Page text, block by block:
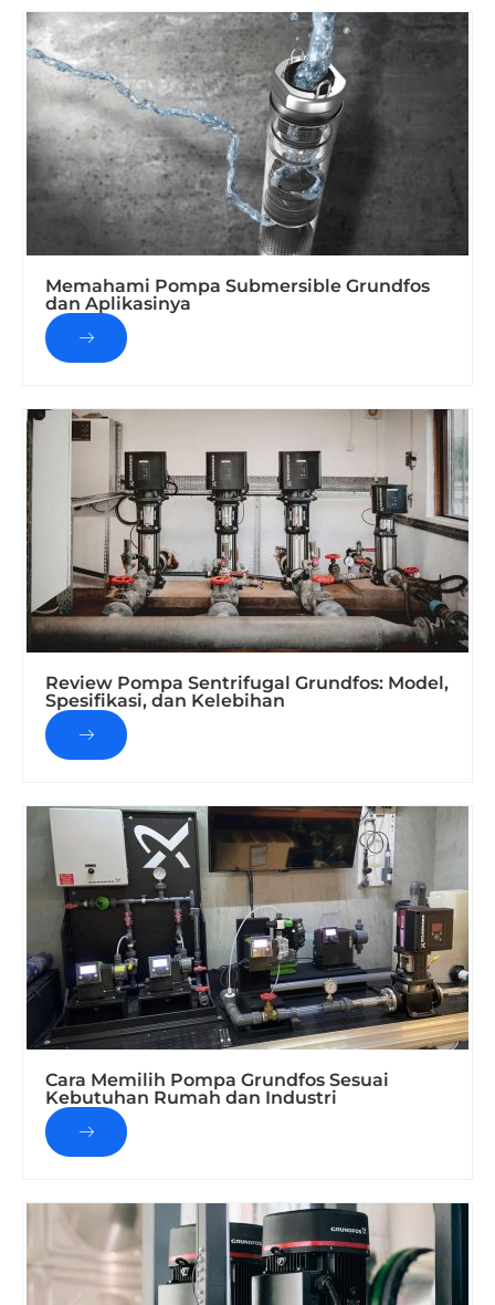
Memahami Pompa Submersible Grundfos
dan Aplikasinya
Review Pompa Sentrifugal Grundfos: Model,
Spesifikasi, dan Kelebihan
Cara Memilih Pompa Grundfos Sesuai
Kebutuhan Rumah dan Industri